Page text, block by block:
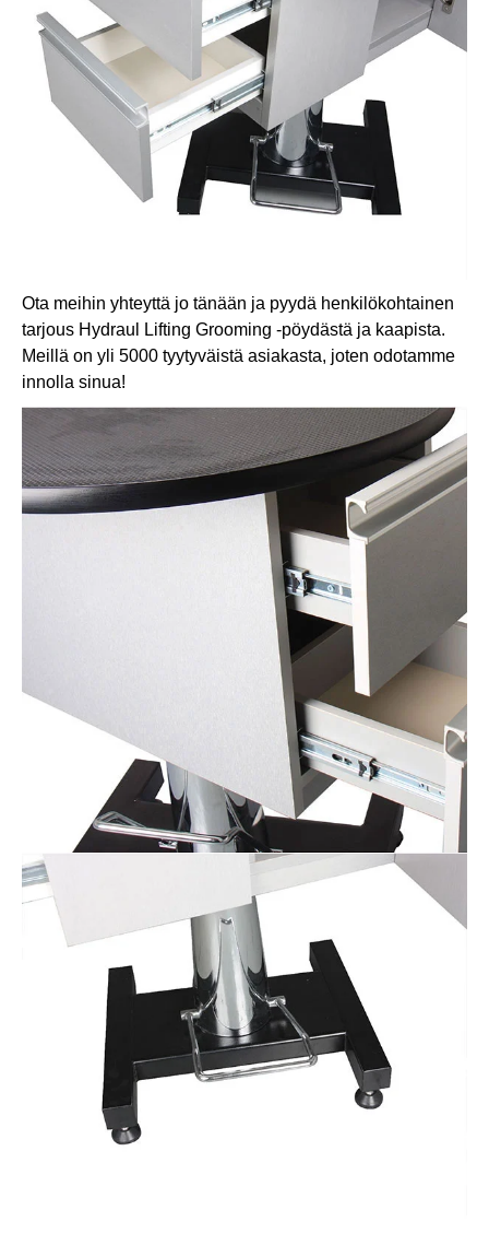
Ota meihin yhteyttä jo tänään ja pyydä henkilökohtainen
tarjous Hydraul Lifting Grooming -pöydästä ja kaapista.
Meillä on yli 5000 tyytyväistä asiakasta, joten odotamme
innolla sinua!